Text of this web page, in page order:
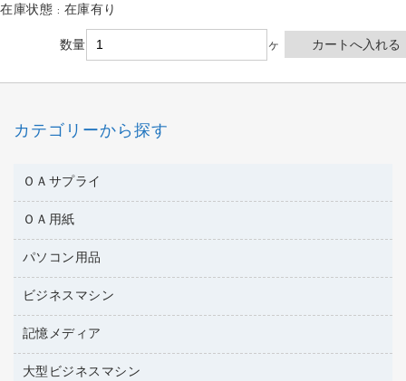
在庫状態 : 在庫有り
数量 ヶ
カテゴリーから探す
ＯＡサプライ
互換インクカートリッジ
ワープロリボン
リサイクルトナー（リターン方式）
リサイクルトナー（プール方式）
リサイクルインクカートリッジ
ＯＡ用紙
名刺用紙
帳票用紙／フォーム用紙
ワープロ用紙
ラベル用紙
プロッター用紙
パソコン用品
パソコン周辺機器
各種ケーブル
マウスパッド
ビジネスマシン
電話機
レーザープリンタ／複合機
記憶メディア
ブルーレイディスク
大型ビジネスマシン